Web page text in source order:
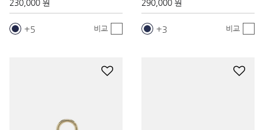
230,000 원
5 비교
290,000 원
3 비교